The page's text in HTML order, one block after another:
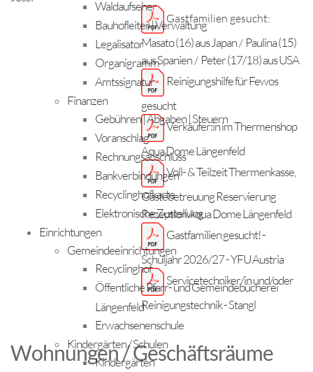
Waldaufseher
Bauhofleiter | Verwaltung
Legalisator
Organigramm
Amtssignatur
Finanzen
Gebühren | Abgaben | Steuern
Voranschlag
Rechnungsabschluss
Bankverbindungen
Recyclinghofkarte
Elektronische Zustellung
Einrichtungen
Gemeindeeinrichtungen
Recyclinghof
Öffentliche Pfarr- und Gemeindebücherei
Längenfeld
Erwachsenenschule
Kindergärten / Schulen
Kindergärten
Gastfamilien gesucht:
Masato (16) aus Japan/ Paulina (15)
aus Spanien/ Peter (17/18) aus USA
Reinigungshilfe für Fewos
gesucht
Verkäufer:in im Thermenshop
Aqua Dome Längenfeld
Voll- & Teilzeit Thermenkasse,
Gästebetreuung Reservierung
Rezeption Aqua Dome Längenfeld
Gastfamilien gesucht! -
Schuljahr 2026/27 - YFU Austria
Servicetechniker/in und/oder
Reinigungstechnik - Stangl
Wohnungen / Geschäftsräume